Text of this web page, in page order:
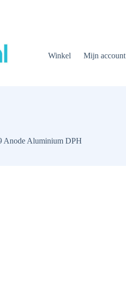
Winkel Mijn account
Anode Aluminium DPH